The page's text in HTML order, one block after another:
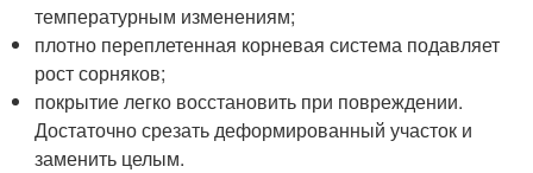
температурным изменениям;
плотно переплетенная корневая система подавляет
рост сорняков;
покрытие легко восстановить при повреждении.
Достаточно срезать деформированный участок и
заменить целым.